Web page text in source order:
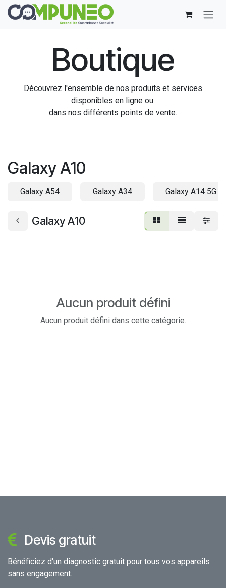
Se rendre au contenu
Boutique
Découvrez l'ensemble de nos produits et services
disponibles en ligne ou
dans nos différents points de vente.
Galaxy A10
Galaxy A54 Galaxy A34 Galaxy A14 5G
Galaxy A10
Aucun produit défini
Aucun produit défini dans cette catégorie.
Devis gratuit
Bénéficiez d'un diagnostic gratuit pour tous vos appareils
sans engagement.